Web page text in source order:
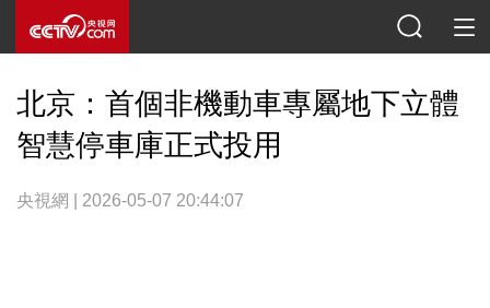
北京：首個非機動車專屬地下立體
智慧停車庫正式投用
央視網 | 2026-05-07 20:44:07